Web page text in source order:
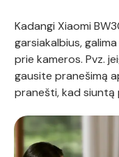
Kadangi Xiaomi
garsiakalbius,
prie kameros. Pvz.
gausite pranešimą
pranešti, kad siuntą